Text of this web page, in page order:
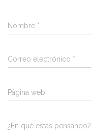
Nombre *
Correo electrónico *
Página web
¿En qué estás pensando?